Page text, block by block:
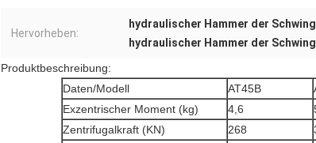
Hervorheben:
hydraulischer Hammer der
hydraulischer Hammer der
Produktbeschreibung:
Daten/Modell
AT45B
Exzentrischer Moment (kg)
4,6
Zentrifugalkraft (KN)
268